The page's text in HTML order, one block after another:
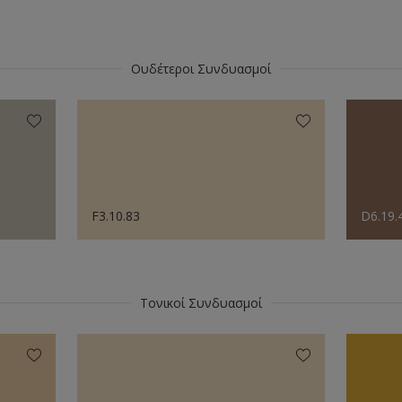
Ουδέτεροι Συνδυασμοί
F3.10.83
Τονικοί Συνδυασμοί